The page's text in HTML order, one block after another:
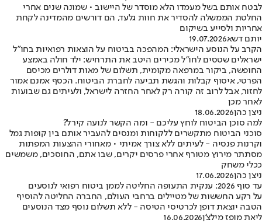
לבטח אותם בשל מעמדו הלא מוסדר של היישוב • שמונה שנים אחרי
החלטת הממשלה להסדיר את חוות גלעד, הם דורשים מהמדינה לקחת
אחריות ולסייע בשיקום
יותם דשא19.07.2026
הקרב על הנוסע הישראלי: המהפכה בביטוח על הוצאות רפואיות בחו”ל
ישראלים שטסים לחו”ל מכירים היטב את התרחיש: ילד חולה באמצע
החופשה, ביקור במרפאה מקומית, תשלום של מאות דולרים מכיסם
הפרטי, איסוף קבלות והגשת תביעה לחברת הביטוח. הכסף אמנם אמור
לחזור, אבל לרוב זה קורה רק לאחר החזרה לישראל, ולעיתים גם שבועות
לאחר מכן
ניצן כהן18.06.2026
למה סוכן הביטוח לוחץ עליכם - ומה הקשר לנועה קירל?
סוכני הביטוח מתקשרים ללקוחות ומנסים להעביר אותם בין קופות גמל
וקרנות פנסיה - לעיתים ללא צורך אמיתי • מאחורי ההצעות המפתות
מסתתר מירוץ מטורף אחרי פרסים יקרים, שבו אתם, החוסכים, משמשים
ככלי משחק
ניצן כהן17.06.2026
עד סוף 2026: ענקית התעופה החליטה לממן ביטוח רפואי לנוסעים
על רקע החששות של מטיילים ברחבי העולם, החברה החליטה להוסיף
הטבה יוצאת דופן לכרטיסי הטיסה - ללא תשלום נוסף מצד הנוסעים
ליאת מופז מילצ'ן16.06.2026